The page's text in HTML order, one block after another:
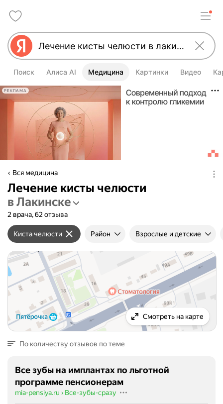
Поиск Алиса AI Медицина Картинки Видео
РЕКЛАМА
Вся медицина
Лечение кисты челюсти
в Лакинске
2 врача, 62 отзыва
Киста челюсти Район Взрослые и детские
Смотреть на карте
По количеству отзывов по теме
Все зубы на имплантах по льготной
программе пенсионерам
mia-pensiya.ru › Все-зубы-сразу